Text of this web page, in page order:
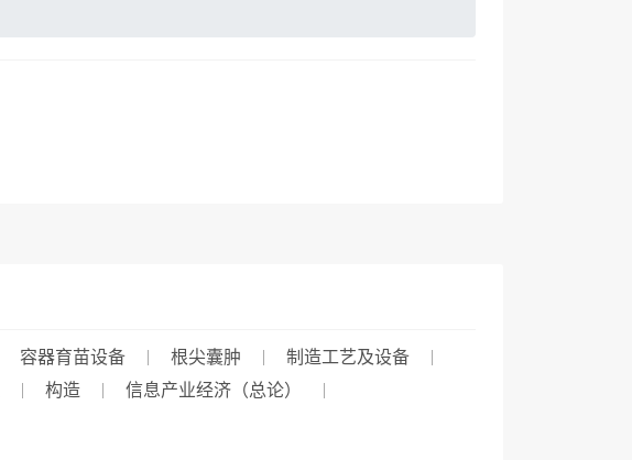
容器育苗设备 根尖囊肿
制造工艺及设备
构造
信息产业经济（总论）